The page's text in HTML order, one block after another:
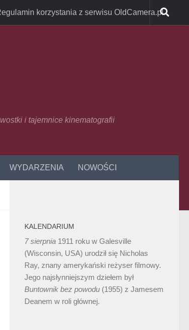
korzystania z serwisu OldCamera.pl
i tajemnice kinematografii
WYDARZENIA NOWOŚCI
KALENDARIUM
7 sierpnia 1911 roku w Galesville
(Wisconsin, USA) urodził się Nicholas
Ray, znany amerykański reżyser filmowy.
Jego najsłynniejszym dziełem był
Buntownik bez powodu (1955) z Jamesem
Deanem w roli głównej.